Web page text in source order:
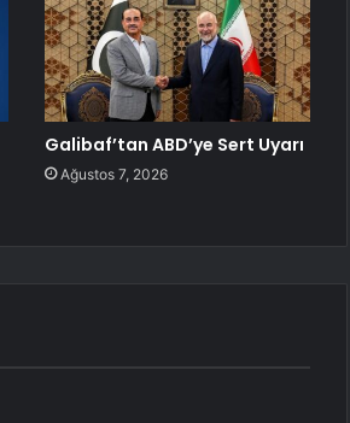
Galibaf’tan ABD’ye Sert Uyarı
Ağustos 7, 2026